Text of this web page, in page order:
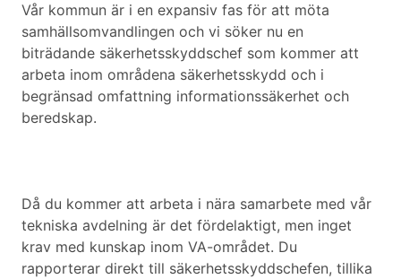
Vår kommun är i en expansiv fas för att möta
samhällsomvandlingen och vi söker nu en
biträdande säkerhetsskyddschef som kommer att
arbeta inom områdena säkerhetsskydd och i
begränsad omfattning informationssäkerhet och
beredskap.
Då du kommer att arbeta i nära samarbete med vår
tekniska avdelning är det fördelaktigt, men inget
krav med kunskap inom VA-området. Du
rapporterar direkt till säkerhetsskyddschefen, tillika